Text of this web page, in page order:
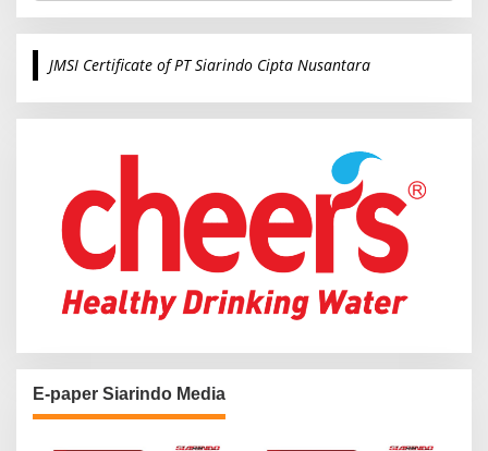
r
c
o
JMSI Certificate of PT Siarindo Cipta Nusantara
E-paper Siarindo Media